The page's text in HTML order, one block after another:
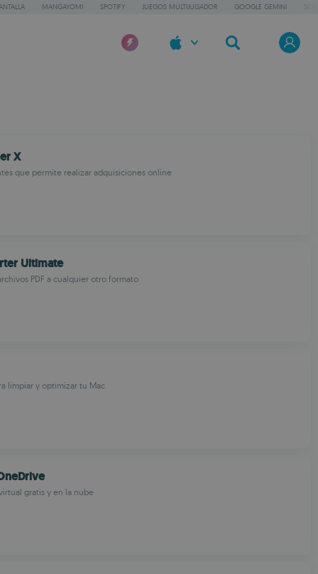
MANGAYOMI SPOTIFY JUEGOS MULTIJUGADOR GOOGLE GEMINI
X
que permite realizar adquisiciones online
Ultimate
PDF a cualquier otro formato
limpiar y optimizar tu Mac
gratis y en la nube